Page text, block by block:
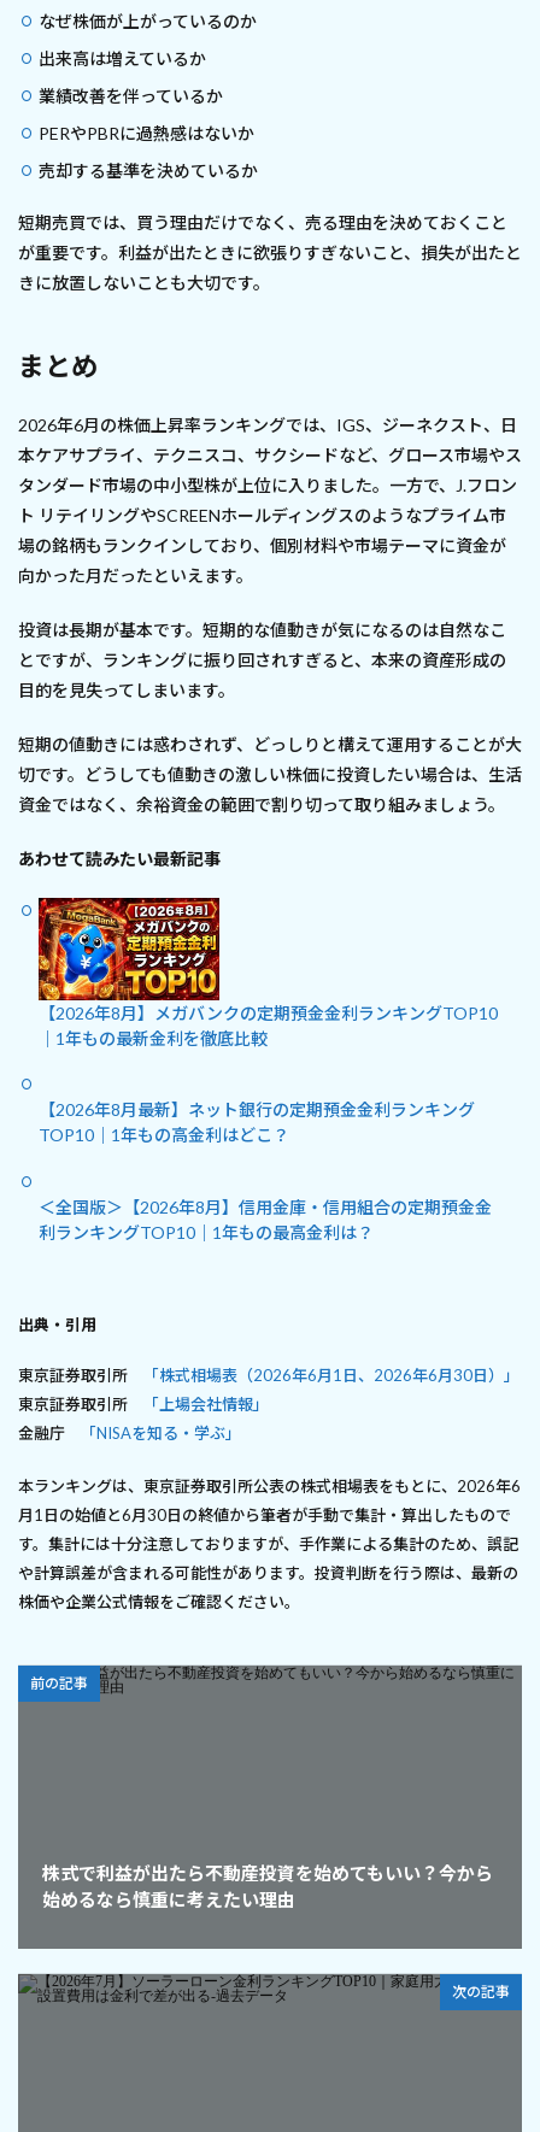
なぜ株価が上がっているのか
出来高は増えているか
業績改善を伴っているか
PERやPBRに過熱感はないか
売却する基準を決めているか
短期売買では、買う理由だけでなく、売る理由を決めておくこと
が重要です。利益が出たときに欲張りすぎないこと、損失が出たと
きに放置しないことも大切です。
まとめ
2026年6月の株価上昇率ランキングでは、IGS、ジーネクスト、日
本ケアサプライ、テクニスコ、サクシードなど、グロース市場やス
タンダード市場の中小型株が上位に入りました。一方で、J.フロン
ト リテイリングやSCREENホールディングスのようなプライム市
場の銘柄もランクインしており、個別材料や市場テーマに資金が
向かった月だったといえます。
投資は長期が基本です。短期的な値動きが気になるのは自然なこ
とですが、ランキングに振り回されすぎると、本来の資産形成の
目的を見失ってしまいます。
短期の値動きには惑わされず、どっしりと構えて運用することが大
切です。どうしても値動きの激しい株価に投資したい場合は、生活
資金ではなく、余裕資金の範囲で割り切って取り組みましょう。
あわせて読みたい最新記事
【2026年8月】メガバンクの定期預金金利ランキングTOP10
｜1年もの最新金利を徹底比較
【2026年8月最新】ネット銀行の定期預金金利ランキング
TOP10｜1年もの高金利はどこ？
＜全国版＞【2026年8月】信用金庫・信用組合の定期預金金
利ランキングTOP10｜1年もの最高金利は？
出典・引用
東京証券取引所
「株式相場表（2026年6月1日、2026年6月30日）」
東京証券取引所
「上場会社情報」
金融庁
「NISAを知る・学ぶ」
本ランキングは、東京証券取引所公表の株式相場表をもとに、2026年6
月1日の始値と6月30日の終値から筆者が手動で集計・算出したもので
す。集計には十分注意しておりますが、手作業による集計のため、誤記
や計算誤差が含まれる可能性があります。投資判断を行う際は、最新の
株価や企業公式情報をご確認ください。
前の記事
株式で利益が出たら不動産投資を始めてもいい？今から
始めるなら慎重に考えたい理由
次の記事